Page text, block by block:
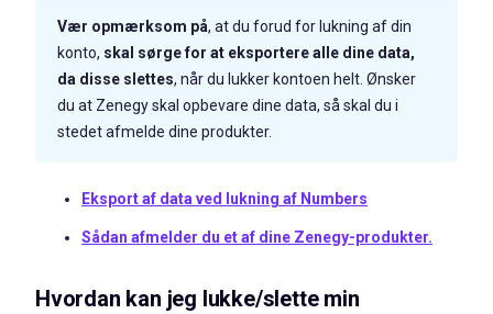
Vær opmærksom på, at du forud for lukning af din
konto, skal sørge for at eksportere alle dine data,
da disse slettes, når du lukker kontoen helt. Ønsker
du at Zenegy skal opbevare dine data, så skal du i
stedet afmelde dine produkter.
Eksport af data ved lukning af Numbers
Sådan afmelder du et af dine Zenegy-produkter.
Hvordan kan jeg lukke/slette min